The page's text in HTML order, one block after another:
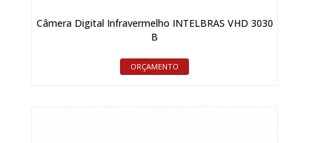
Câmera Digital Infravermelho INTELBRAS VHD 3030
B
ORÇAMENTO